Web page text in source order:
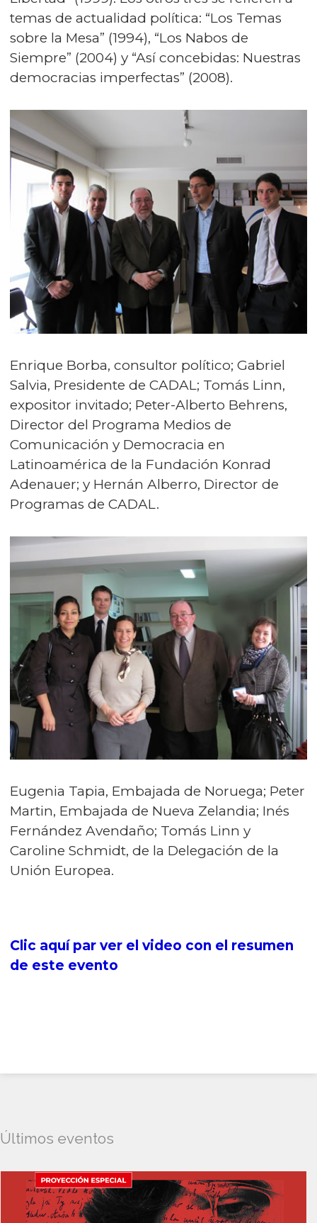
temas de actualidad política: “Los Temas
sobre la Mesa” (1994), “Los Nabos de
Siempre” (2004) y “Así concebidas: Nuestras
democracias imperfectas” (2008).
Enrique Borba, consultor político; Gabriel
Salvia, Presidente de CADAL; Tomás Linn,
expositor invitado; Peter-Alberto Behrens,
Director del Programa Medios de
Comunicación y Democracia en
Latinoamérica de la Fundación Konrad
Adenauer; y Hernán Alberro, Director de
Programas de CADAL.
Eugenia Tapia, Embajada de Noruega; Peter
Martin, Embajada de Nueva Zelandia; Inés
Fernández Avendaño; Tomás Linn y
Caroline Schmidt, de la Delegación de la
Unión Europea.
Clic aquí par ver el video con el resumen
de este evento
Últimos eventos